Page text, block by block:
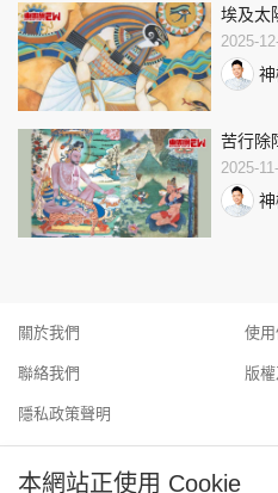
埃及太
2025-
苦行除
2025-
關於我們
聯絡我們
隱私政策聲明
使
版
本網站正使用 Cookie